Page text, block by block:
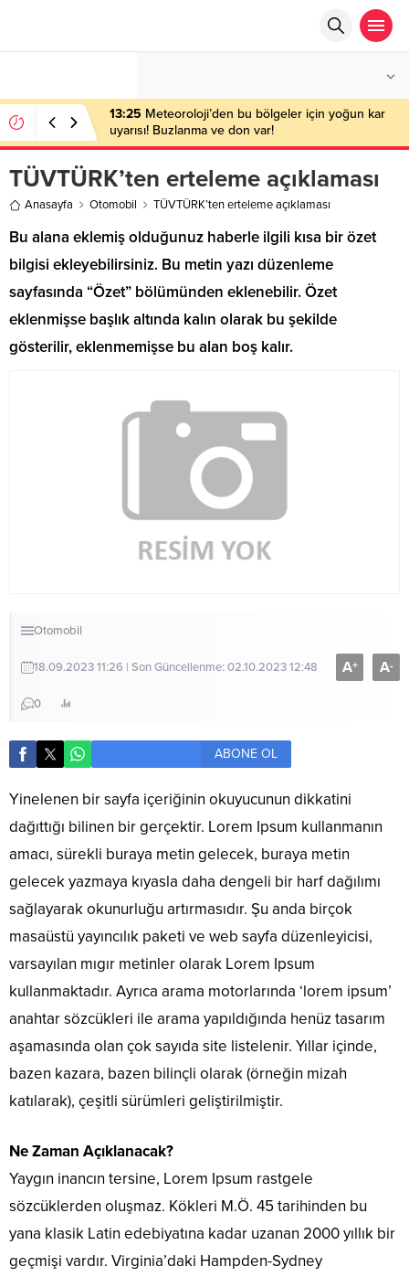
13:25 Meteoroloji’den bu bölgeler için yoğun kar
uyarısı! Buzlanma ve don var!
TÜVTÜRK’ten erteleme açıklaması
Anasayfa Otomobil TÜVTÜRK’ten erteleme açıklaması
Bu alana eklemiş olduğunuz haberle ilgili kısa bir özet
bilgisi ekleyebilirsiniz. Bu metin yazı düzenleme
sayfasında “Özet” bölümünden eklenebilir. Özet
eklenmişse başlık altında kalın olarak bu şekilde
gösterilir, eklenmemişse bu alan boş kalır.
Otomobil
18.09.2023 11:26 | Son Güncellenme: 02.10.2023 12:48
0
A+ A-
ABONE OL
Yinelenen bir sayfa içeriğinin okuyucunun dikkatini
dağıttığı bilinen bir gerçektir. Lorem Ipsum kullanmanın
amacı, sürekli buraya metin gelecek, buraya metin
gelecek yazmaya kıyasla daha dengeli bir harf dağılımı
sağlayarak okunurluğu artırmasıdır. Şu anda birçok
masaüstü yayıncılık paketi ve web sayfa düzenleyicisi,
varsayılan mıgır metinler olarak Lorem Ipsum
kullanmaktadır. Ayrıca arama motorlarında ‘lorem ipsum’
anahtar sözcükleri ile arama yapıldığında henüz tasarım
aşamasında olan çok sayıda site listelenir. Yıllar içinde,
bazen kazara, bazen bilinçli olarak (örneğin mizah
katılarak), çeşitli sürümleri geliştirilmiştir.
Ne Zaman Açıklanacak?
Yaygın inancın tersine, Lorem Ipsum rastgele
sözcüklerden oluşmaz. Kökleri M.Ö. 45 tarihinden bu
yana klasik Latin edebiyatına kadar uzanan 2000 yıllık bir
geçmişi vardır. Virginia’daki Hampden-Sydney